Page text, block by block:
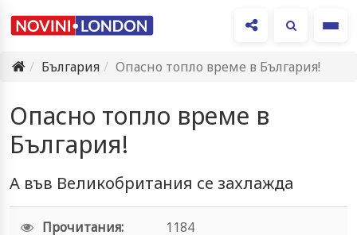
България
Опасно топло време в България!
Опасно топло време в
България!
А във Великобритания се захлажда
Прочитания:
1184